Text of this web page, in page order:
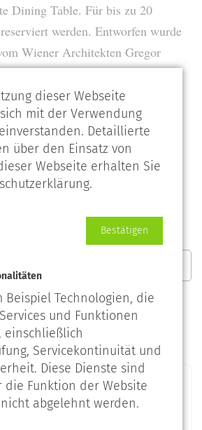
Dining Table. Für bis zu 20
werden. Entworfen wurde
Wiener Architekten Gregor
Atemzug auch dem
Alm mit zwei weiteren Private
verpasste. Durch die
Kalkstein
die holzgetäfelten Tische, die
ergänzt werden,
Weinwelt» die
der lokalen Architektur bei.
dieser Webseite
mit der Verwendung
Detaillierte
über den Einsatz von
Webseite erhalten Sie
Bestätigen
Beispiel Technologien, die
und Funktionen
einschließlich
Servicekontinuität und
Diese Dienste sind
die Funktion der Website
abgelehnt werden.